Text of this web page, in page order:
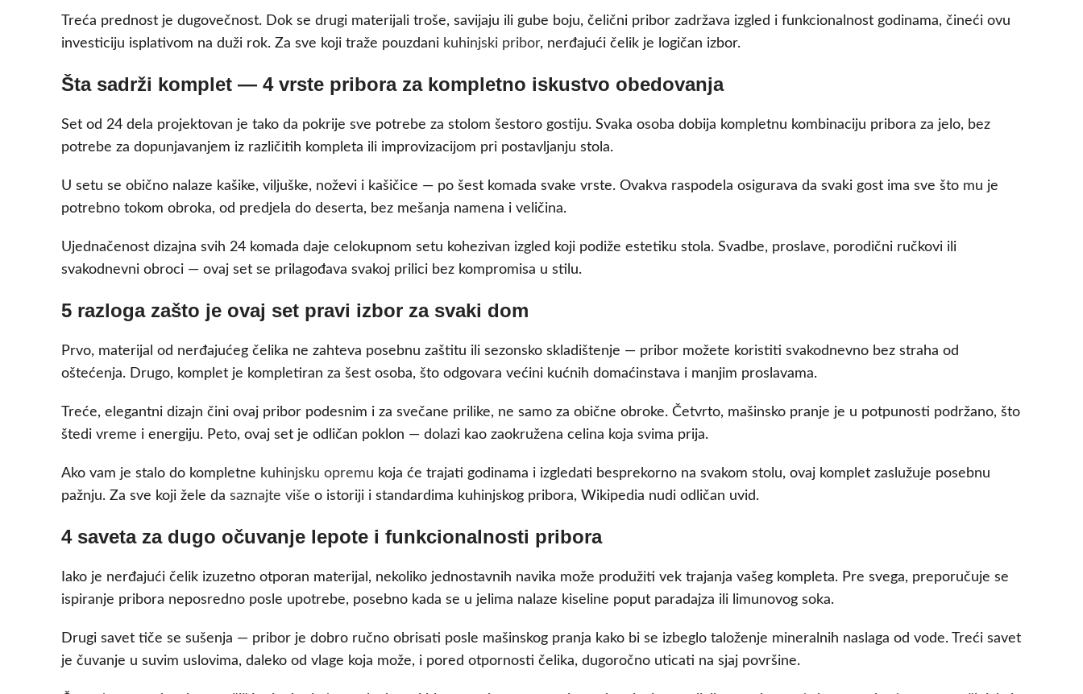
Treća prednost je dugovečnost. Dok se drugi materijali troše, savijaju ili gube boju, čelični pribor zadržava izgled i funkcionalnost godinama, čineći ovu
investiciju isplativom na duži rok. Za sve koji traže pouzdani kuhinjski pribor, nerđajući čelik je logičan izbor.
Šta sadrži komplet — 4 vrste pribora za kompletno iskustvo obedovanja
Set od 24 dela projektovan je tako da pokrije sve potrebe za stolom šestoro gostiju. Svaka osoba dobija kompletnu kombinaciju pribora za jelo, bez
potrebe za dopunjavanjem iz različitih kompleta ili improvizacijom pri postavljanju stola.
U setu se obično nalaze kašike, viljuške, noževi i kašičice — po šest komada svake vrste. Ovakva raspodela osigurava da svaki gost ima sve što mu je
potrebno tokom obroka, od predjela do deserta, bez mešanja namena i veličina.
Ujednačenost dizajna svih 24 komada daje celokupnom setu kohezivan izgled koji podiže estetiku stola. Svadbe, proslave, porodični ručkovi ili
svakodnevni obroci — ovaj set se prilagođava svakoj prilici bez kompromisa u stilu.
5 razloga zašto je ovaj set pravi izbor za svaki dom
Prvo, materijal od nerđajućeg čelika ne zahteva posebnu zaštitu ili sezonsko skladištenje — pribor možete koristiti svakodnevno bez straha od
oštećenja. Drugo, komplet je kompletiran za šest osoba, što odgovara većini kućnih domaćinstava i manjim proslavama.
Treće, elegantni dizajn čini ovaj pribor podesnim i za svečane prilike, ne samo za obične obroke. Četvrto, mašinsko pranje je u potpunosti podržano, što
štedi vreme i energiju. Peto, ovaj set je odličan poklon — dolazi kao zaokružena celina koja svima prija.
Ako vam je stalo do kompletne kuhinjsku opremu koja će trajati godinama i izgledati besprekorno na svakom stolu, ovaj komplet zaslužuje posebnu
pažnju. Za sve koji žele da saznajte više o istoriji i standardima kuhinjskog pribora, Wikipedia nudi odličan uvid.
4 saveta za dugo očuvanje lepote i funkcionalnosti pribora
Iako je nerđajući čelik izuzetno otporan materijal, nekoliko jednostavnih navika može produžiti vek trajanja vašeg kompleta. Pre svega, preporučuje se
ispiranje pribora neposredno posle upotrebe, posebno kada se u jelima nalaze kiseline poput paradajza ili limunovog soka.
Drugi savet tiče se sušenja — pribor je dobro ručno obrisati posle mašinskog pranja kako bi se izbeglo taloženje mineralnih naslaga od vode. Treći savet
je čuvanje u suvim uslovima, daleko od vlage koja može, i pored otpornosti čelika, dugoročno uticati na sjaj površine.